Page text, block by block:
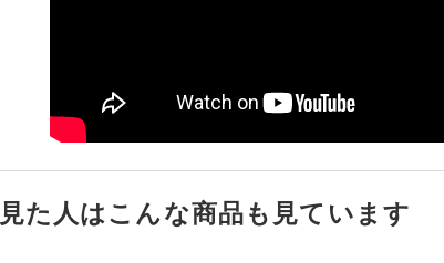
た人はこんな商品も見ています